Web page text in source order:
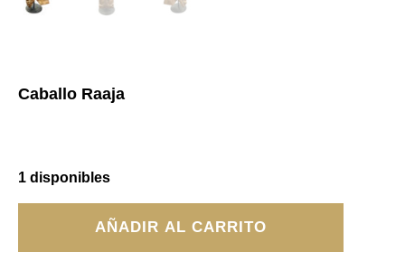
Caballo Raaja
1 disponibles
cantidad
AÑADIR AL CARRITO